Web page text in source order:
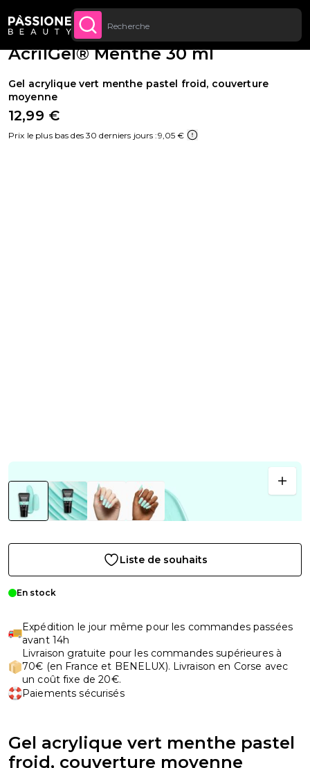
Jusqu’à 20 € de réduction sur votre
première commande
CONTENU
Fil d'Ariane
Reconstruction de l'ongle
AcrilGel® Menthe 30 ml
Gel acrylique vert menthe pastel froid, couverture
moyenne
12,99 €
Prix le plus bas des 30 derniers jours :9,05 €
Liste de souhaits
En stock
Expédition le jour même pour les commandes passées
avant 14h
Livraison gratuite pour les commandes supérieures à
70€ (en France et BENELUX). Livraison en Corse avec
un coût fixe de 20€.
Paiements sécurisés
Gel acrylique vert menthe pastel
froid, couverture moyenne